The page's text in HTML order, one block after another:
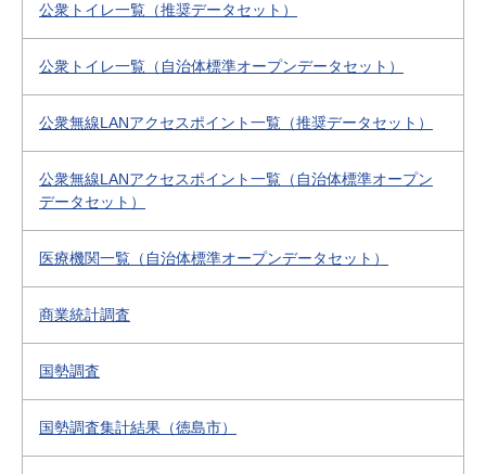
公衆トイレ一覧（推奨データセット）
公衆トイレ一覧（自治体標準オープンデータセット）
公衆無線LANアクセスポイント一覧（推奨データセット）
公衆無線LANアクセスポイント一覧（自治体標準オープン
データセット）
医療機関一覧（自治体標準オープンデータセット）
商業統計調査
国勢調査
国勢調査集計結果（徳島市）